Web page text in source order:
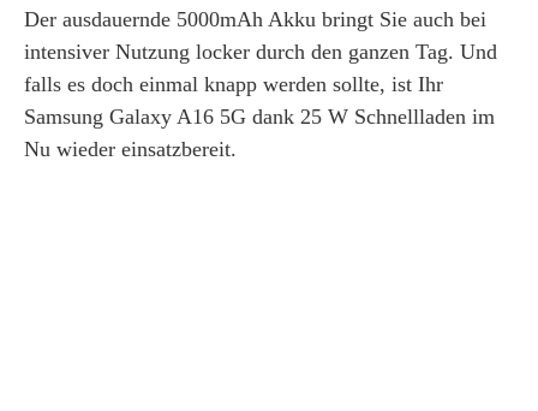
Der ausdauernde 5000mAh Akku bringt Sie auch bei
intensiver Nutzung locker durch den ganzen Tag. Und
falls es doch einmal knapp werden sollte, ist Ihr
Samsung Galaxy A16 5G dank 25 W Schnellladen im
Nu wieder einsatzbereit.